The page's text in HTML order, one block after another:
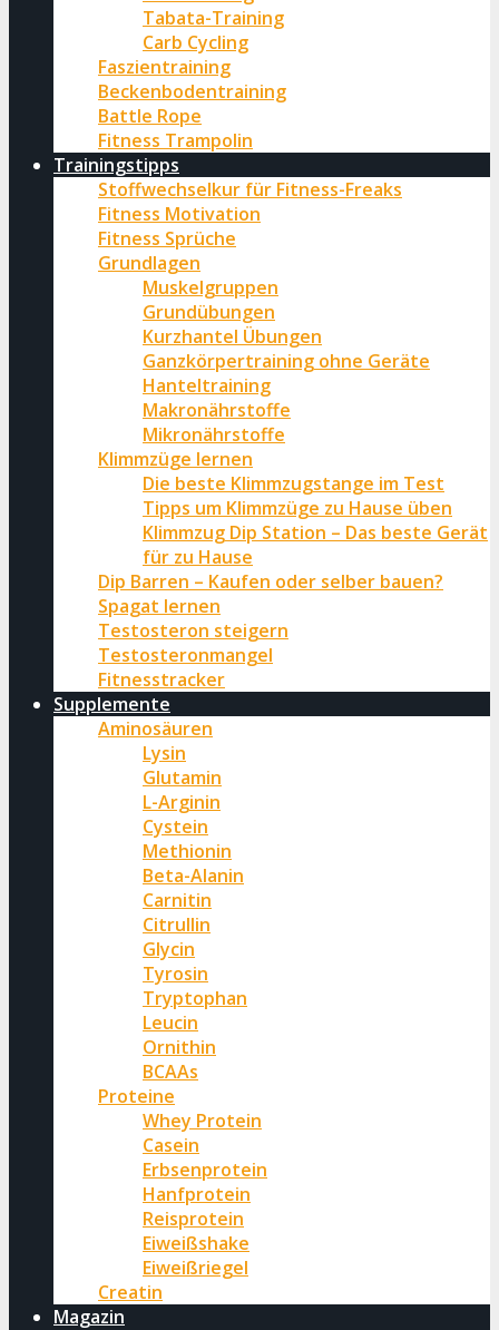
Tabata-Training
Carb Cycling
Faszientraining
Beckenbodentraining
Battle Rope
Fitness Trampolin
Trainingstipps
Stoffwechselkur für Fitness-Freaks
Fitness Motivation
Fitness Sprüche
Grundlagen
Muskelgruppen
Grundübungen
Kurzhantel Übungen
Ganzkörpertraining ohne Geräte
Hanteltraining
Makronährstoffe
Mikronährstoffe
Klimmzüge lernen
Die beste Klimmzugstange im Test
Tipps um Klimmzüge zu Hause üben
Klimmzug Dip Station – Das beste Gerät
für zu Hause
Dip Barren – Kaufen oder selber bauen?
Spagat lernen
Testosteron steigern
Testosteronmangel
Fitnesstracker
Supplemente
Aminosäuren
Lysin
Glutamin
L-Arginin
Cystein
Methionin
Beta-Alanin
Carnitin
Citrullin
Glycin
Tyrosin
Tryptophan
Leucin
Ornithin
BCAAs
Proteine
Whey Protein
Casein
Erbsenprotein
Hanfprotein
Reisprotein
Eiweißshake
Eiweißriegel
Creatin
Magazin